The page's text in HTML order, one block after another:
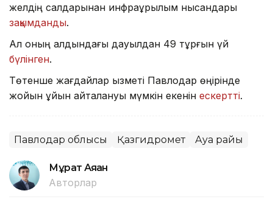
желдің салдарынан инфрақұрылым нысандары
зақымданды.
Ал оның алдындағы дауылдан 49 тұрғын үй
бүлінген.
Төтенше жағдайлар қызметі Павлодар өңірінде
жойқын құйын қайталануы мүмкін екенін ескертті.
Павлодар облысы Қазгидромет Ауа райы
Мұрат Аяған
Авторлар